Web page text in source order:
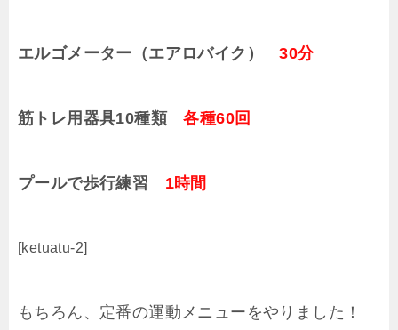
エルゴメーター（エアロバイク）30分
筋トレ用器具10種類各種60回
プールで歩行練習 1時間
[ketuatu-2]
もちろん、定番の運動メニューをやりました！